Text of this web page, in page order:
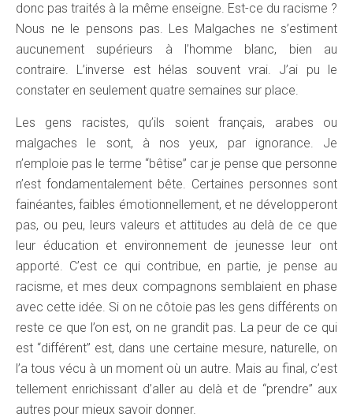
donc pas traités à la même enseigne. Est-ce du racisme ?
Nous ne le pensons pas. Les Malgaches ne s’estiment
aucunement supérieurs à l’homme blanc, bien au
contraire. L’inverse est hélas souvent vrai. J’ai pu le
constater en seulement quatre semaines sur place.
Les gens racistes, qu’ils soient français, arabes ou
malgaches le sont, à nos yeux, par ignorance. Je
n’emploie pas le terme “bêtise” car je pense que personne
n’est fondamentalement bête. Certaines personnes sont
fainéantes, faibles émotionnellement, et ne développeront
pas, ou peu, leurs valeurs et attitudes au delà de ce que
leur éducation et environnement de jeunesse leur ont
apporté. C’est ce qui contribue, en partie, je pense au
racisme, et mes deux compagnons semblaient en phase
avec cette idée. Si on ne côtoie pas les gens différents on
reste ce que l’on est, on ne grandit pas. La peur de ce qui
est “différent” est, dans une certaine mesure, naturelle, on
l’a tous vécu à un moment où un autre. Mais au final, c’est
tellement enrichissant d’aller au delà et de “prendre” aux
autres pour mieux savoir donner.